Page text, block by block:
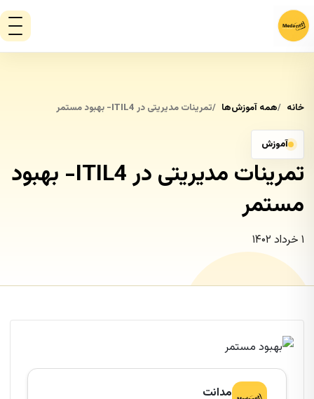
خانه همه آموزش‌ها تمرینات مدیریتی در ITIL4- بهبود مستمر
آموزش
تمرینات مدیریتی در ITIL4- بهبود
مستمر
۱ خرداد ۱۴۰۲
مدانت